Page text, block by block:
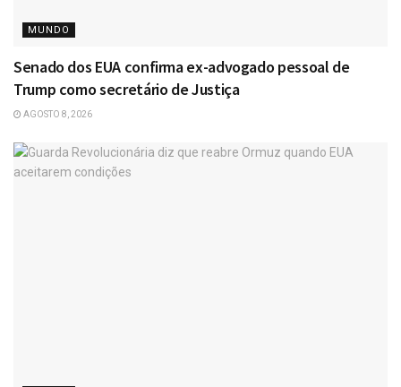
MUNDO
Senado dos EUA confirma ex-advogado pessoal de
Trump como secretário de Justiça
AGOSTO 8, 2026